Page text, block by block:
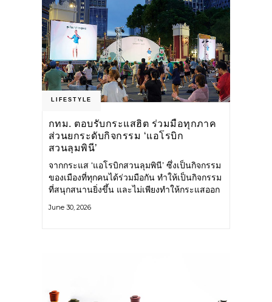
LIFESTYLE
กทม. ตอบรับกระแสฮิต ร่วมมือทุกภาค
ส่วนยกระดับกิจกรรม ‘แอโรบิก
สวนลุมพินี’
จากกระแส ‘แอโรบิกสวนลุมพินี’ ซึ่งเป็นกิจกรรม
ของเมืองที่ทุกคนได้ร่วมมือกัน ทำให้เป็นกิจกรรม
ที่สนุกสนานยิ่งขึ้น และไม่เพียงทำให้กระแสออก
กระจายไปยังหลายพื้นที่ของประเทศที่อยากออก
June 30, 2026